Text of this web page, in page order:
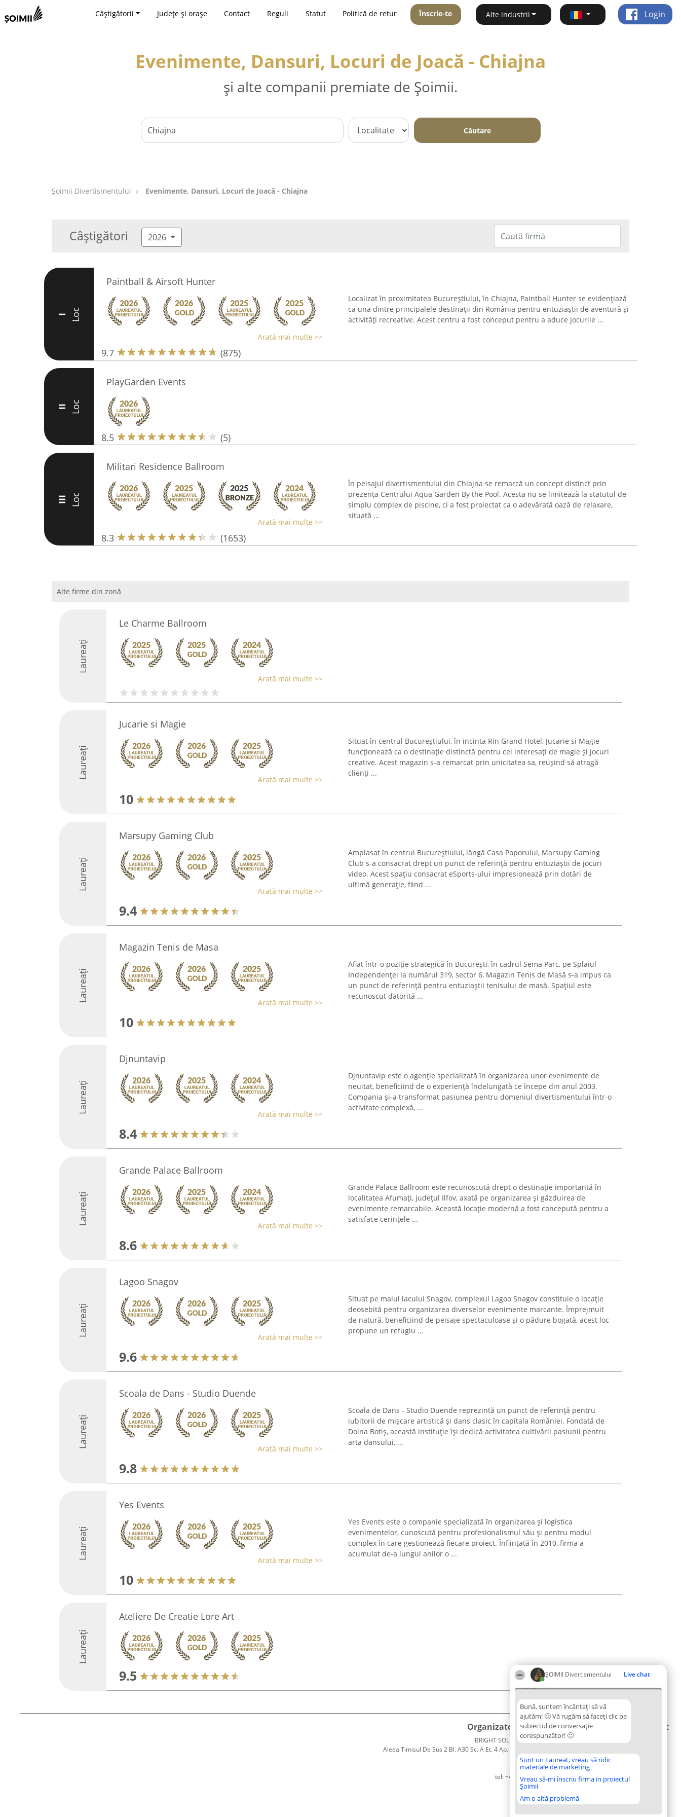
ŞOIMII Divertismentului Live chat
12:53
Bună, suntem încântați să vă
ajutăm! 🙂 Vă rugăm să faceți clic pe
subiectul de conversație
corespunzător! 🙂
Sunt un Laureat, vreau să ridic
materiale de marketing
Vreau să-mi înscriu firma in proiectul
Șoimii
Am o altă problemă
Câștigătorii Județe și orașe Contact Reguli Statut Politică de retur Înscrie-te Alte industrii Login
Evenimente, Dansuri, Locuri de Joacă - Chiajna
și alte companii premiate de Șoimii.
Căutare
Şoimii Divertismentului Evenimente, Dansuri, Locuri de Joacă - Chiajna
Câștigători 2026
I Loc
Paintball & Airsoft Hunter
Arată mai multe >>
9.7 (875)
Localizat în proximitatea Bucureștiului, în Chiajna, Paintball Hunter se evidențiază
ca una dintre principalele destinații din România pentru entuziaștii de aventură și
activități recreative. Acest centru a fost conceput pentru a aduce jocurile ...
II Loc
PlayGarden Events
8.5 (5)
III Loc
Militari Residence Ballroom
Arată mai multe >>
8.3 (1653)
În peisajul divertismentului din Chiajna se remarcă un concept distinct prin
prezența Centrului Aqua Garden By the Pool. Acesta nu se limitează la statutul de
simplu complex de piscine, ci a fost proiectat ca o adevărată oază de relaxare,
situată ...
Alte firme din zonă
Laureați
Le Charme Ballroom
Arată mai multe >>
Laureați
Jucarie si Magie
Arată mai multe >>
10
Situat în centrul Bucureștiului, în incinta Rin Grand Hotel, Jucarie si Magie
funcționează ca o destinație distinctă pentru cei interesați de magie și jocuri
creative. Acest magazin s-a remarcat prin unicitatea sa, reușind să atragă
clienți ...
Laureați
Marsupy Gaming Club
Arată mai multe >>
9.4
Amplasat în centrul Bucureștiului, lângă Casa Poporului, Marsupy Gaming
Club s-a consacrat drept un punct de referință pentru entuziaștii de jocuri
video. Acest spațiu consacrat eSports-ului impresionează prin dotări de
ultimă generație, fiind ...
Laureați
Magazin Tenis de Masa
Arată mai multe >>
10
Aflat într-o poziție strategică în București, în cadrul Sema Parc, pe Splaiul
Independenței la numărul 319, sector 6, Magazin Tenis de Masă s-a impus ca
un punct de referință pentru entuziaștii tenisului de masă. Spațiul este
recunoscut datorită ...
Laureați
Djnuntavip
Arată mai multe >>
8.4
Djnuntavip este o agenție specializată în organizarea unor evenimente de
neuitat, beneficiind de o experiență îndelungată ce începe din anul 2003.
Compania și-a transformat pasiunea pentru domeniul divertismentului într-o
activitate complexă, ...
Laureați
Grande Palace Ballroom
Arată mai multe >>
8.6
Grande Palace Ballroom este recunoscută drept o destinație importantă în
localitatea Afumați, județul Ilfov, axată pe organizarea și găzduirea de
evenimente remarcabile. Această locație modernă a fost concepută pentru a
satisface cerințele ...
Laureați
Lagoo Snagov
Arată mai multe >>
9.6
Situat pe malul lacului Snagov, complexul Lagoo Snagov constituie o locație
deosebită pentru organizarea diverselor evenimente marcante. Împrejmuit
de natură, beneficiind de peisaje spectaculoase și o pădure bogată, acest loc
propune un refugiu ...
Laureați
Scoala de Dans - Studio Duende
Arată mai multe >>
9.8
Scoala de Dans - Studio Duende reprezintă un punct de referință pentru
iubitorii de mișcare artistică și dans clasic în capitala României. Fondată de
Doina Botiș, această instituție își dedică activitatea cultivării pasiunii pentru
arta dansului, ...
Laureați
Yes Events
Arată mai multe >>
10
Yes Events este o companie specializată în organizarea și logistica
evenimentelor, cunoscută pentru profesionalismul său și pentru modul
complex în care gestionează fiecare proiect. Înființată în 2010, firma a
acumulat de-a lungul anilor o ...
Laureați
Ateliere De Creatie Lore Art
9.5
Organizator Ranking
BRIGHT SOLUTIONS BR SRL
Aleea Timisul De Sus 2 Bl. A30 Sc. A Et. 4 Ap. 13 Cod 061952
București
CUI 36737675
tel: +40 770 990 492
Plebiscyt
Tuturor
Laureaților
Reguli
confidențialitate
Contact